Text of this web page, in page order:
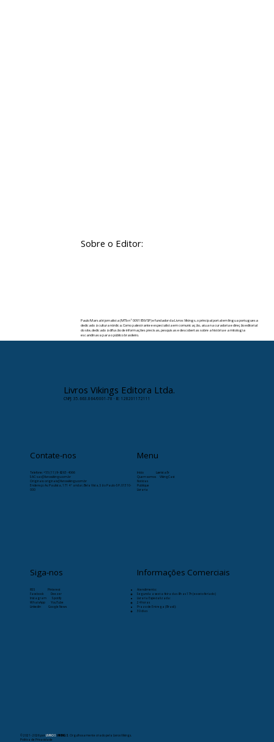
Sobre o Editor:
Paulo Marsal é jornalista (MTb nº 0091859/SP) e fundador da Livros Vikings, o principal portal em língua portuguesa
dedicado à cultura nórdica. Como palestrante e especialista em comunicação, atua na curadoria e direção editorial
do site, dedicado à difusão de informações precisas, pesquisas e descobertas sobre a história e a mitologia
escandinava para o público brasileiro.
Livros Vikings Editora Ltda.
CNPJ: 35.663.864/0001-78 · IE: 128201172111
Contate-nos
Telefone:+55 (11) 9-8263-4066
SAC: sac@livrosvikings.com.br
Originais: originais@livrosvikings.com.br
Endereço: Av. Paulista, 171 4º andar, Bela Vista, São Paulo-SP, 01310-
000
Menu
Início
Læristaðr
Quem somos
VikingCast
Notícias
Publique
Livraria
Siga-nos
RSS
Pinterest
Facebook
Deezer
Instagram
Spotify
WhatsApp
YouTube
Linkedin
Google News
Informações Comerciais
Atendimento:
Segunda a sexta-feira das 8h as 17h (exceto feriado)
Livraria Especializada:
24 horas
Prazo de Entrega (Brasil):
30 dias
© 2021- 2026por LIVROSVIKINGS . Orgulhosamente criado pela Livros Vikings.
Política de Privacidade